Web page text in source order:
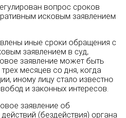
вопрос сроков
исковым заявлением
иные сроки обращения с
заявлением в суд,
заявление может быть
месяцев со дня, когда
иному лицу стало известно
и законных интересов.
заявление об
(бездействия) органа